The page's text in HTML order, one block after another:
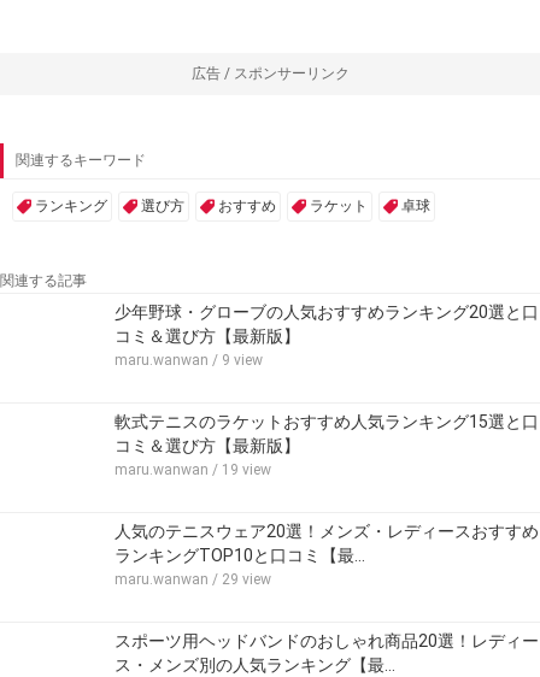
広告 / スポンサーリンク
関連するキーワード
ランキング 選び方 おすすめ ラケット 卓球
関連する記事
少年野球・グローブの人気おすすめランキング20選と口
コミ＆選び方【最新版】
maru.wanwan / 9 view
軟式テニスのラケットおすすめ人気ランキング15選と口
コミ＆選び方【最新版】
maru.wanwan / 19 view
人気のテニスウェア20選！メンズ・レディースおすすめ
ランキングTOP10と口コミ【最…
maru.wanwan / 29 view
スポーツ用ヘッドバンドのおしゃれ商品20選！レディー
ス・メンズ別の人気ランキング【最…